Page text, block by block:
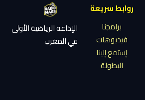
روابط سريعة
برامجنا
فيديوهات
إستمع إلينا
البطولة
الإذاعة الرياضية الأولى
في المغرب